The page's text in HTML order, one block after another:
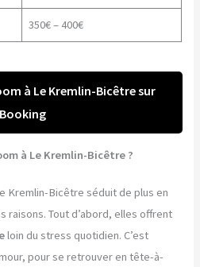
350€ – 400€
à Le Kremlin-Bicêtre sur
Booking
à Le Kremlin-Bicêtre ?
Kremlin-Bicêtre séduit de plus en
raisons. Tout d’abord, elles offrent
loin du stress quotidien. C’est
pour se retrouver en tête-à-